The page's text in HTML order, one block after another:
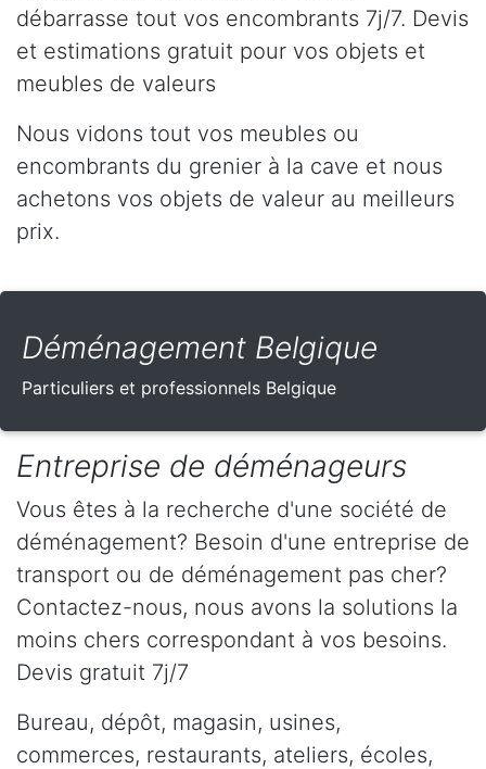
débarrasse tout vos encombrants 7j/7. Devis
et estimations gratuit pour vos objets et
meubles de valeurs
Nous vidons tout vos meubles ou
encombrants du grenier à la cave et nous
achetons vos objets de valeur au meilleurs
prix.
Déménagement Belgique
Particuliers et professionnels Belgique
Entreprise de déménageurs
Vous êtes à la recherche d'une société de
déménagement? Besoin d'une entreprise de
transport ou de déménagement pas cher?
Contactez-nous, nous avons la solutions la
moins chers correspondant à vos besoins.
Devis gratuit 7j/7
Bureau, dépôt, magasin, usines,
commerces, restaurants, ateliers, écoles,